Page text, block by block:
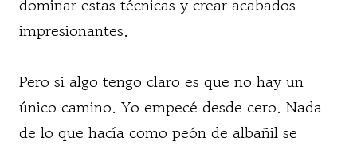
dominar estas técnicas y crear acabados
impresionantes.
Pero si algo tengo claro es que no hay un
único camino. Yo empecé desde cero. Nada
de lo que hacía como peón de albañil se